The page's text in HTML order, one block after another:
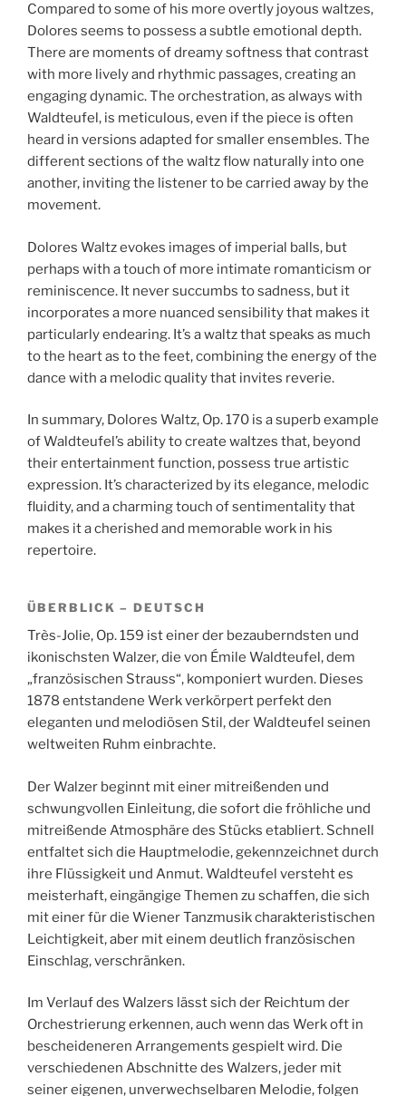
Compared to some of his more overtly joyous waltzes,
Dolores seems to possess a subtle emotional depth.
There are moments of dreamy softness that contrast
with more lively and rhythmic passages, creating an
engaging dynamic. The orchestration, as always with
Waldteufel, is meticulous, even if the piece is often
heard in versions adapted for smaller ensembles. The
different sections of the waltz flow naturally into one
another, inviting the listener to be carried away by the
movement.
Dolores Waltz evokes images of imperial balls, but
perhaps with a touch of more intimate romanticism or
reminiscence. It never succumbs to sadness, but it
incorporates a more nuanced sensibility that makes it
particularly endearing. It’s a waltz that speaks as much
to the heart as to the feet, combining the energy of the
dance with a melodic quality that invites reverie.
In summary, Dolores Waltz, Op. 170 is a superb example
of Waldteufel’s ability to create waltzes that, beyond
their entertainment function, possess true artistic
expression. It’s characterized by its elegance, melodic
fluidity, and a charming touch of sentimentality that
makes it a cherished and memorable work in his
repertoire.
ÜBERBLICK – DEUTSCH
Très-Jolie, Op. 159 ist einer der bezauberndsten und
ikonischsten Walzer, die von Émile Waldteufel, dem
„französischen Strauss“, komponiert wurden. Dieses
1878 entstandene Werk verkörpert perfekt den
eleganten und melodiösen Stil, der Waldteufel seinen
weltweiten Ruhm einbrachte.
Der Walzer beginnt mit einer mitreißenden und
schwungvollen Einleitung, die sofort die fröhliche und
mitreißende Atmosphäre des Stücks etabliert. Schnell
entfaltet sich die Hauptmelodie, gekennzeichnet durch
ihre Flüssigkeit und Anmut. Waldteufel versteht es
meisterhaft, eingängige Themen zu schaffen, die sich
mit einer für die Wiener Tanzmusik charakteristischen
Leichtigkeit, aber mit einem deutlich französischen
Einschlag, verschränken.
Im Verlauf des Walzers lässt sich der Reichtum der
Orchestrierung erkennen, auch wenn das Werk oft in
bescheideneren Arrangements gespielt wird. Die
verschiedenen Abschnitte des Walzers, jeder mit
seiner eigenen, unverwechselbaren Melodie, folgen